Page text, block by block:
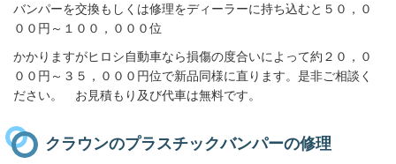
バンパーを交換もしくは修理をディーラーに持ち込むと５０，０
００円～１００，０００位
かかりますがヒロシ自動車なら損傷の度合いによって約２０，０
００円～３５，０００円位で新品同様に直ります。是非ご相談く
ださい。 お見積もり及び代車は無料です。
クラウンのプラスチックバンパーの修理